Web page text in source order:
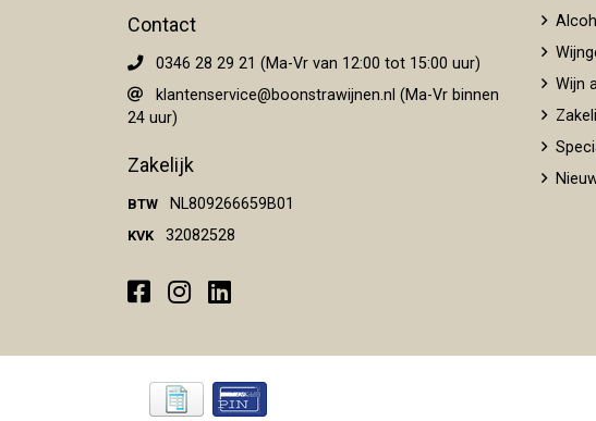
Contact
0346 28 29 21 (Ma-Vr van 12:00 tot 15:00 uur)
klantenservice@boonstrawijnen.nl (Ma-Vr binnen
24 uur)
Zakelijk
BTW NL809266659B01
KVK 32082528
Facebook
Instagram
LinkedIn
Wijn